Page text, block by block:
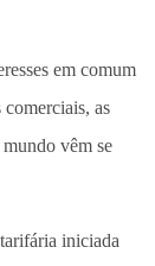
em comum
comerciais, as
vêm se
iniciada